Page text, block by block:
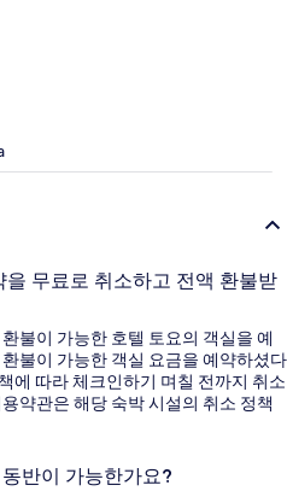
을 무료로 취소하고 전액 환불받
불이 가능한 호텔 토요의 객실을 예
불이 가능한 객실 요금을 예약하셨다
에 따라 체크인하기 며칠 전까지 취소
약관은 해당 숙박 시설의 취소 정책
반이 가능한가요?